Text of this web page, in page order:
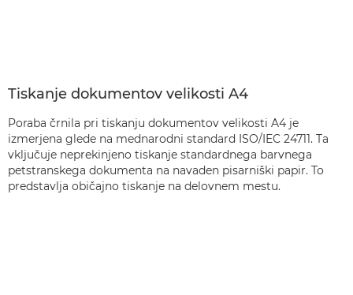
Tiskanje dokumentov velikosti A4
Poraba črnila pri tiskanju dokumentov velikosti A4 je
izmerjena glede na mednarodni standard ISO/IEC 24711. Ta
vključuje neprekinjeno tiskanje standardnega barvnega
petstranskega dokumenta na navaden pisarniški papir. To
predstavlja običajno tiskanje na delovnem mestu.